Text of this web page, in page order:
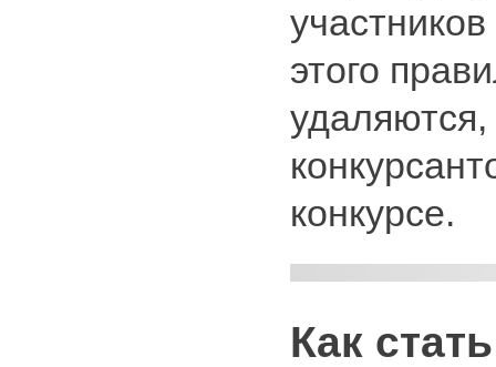
этого
удаляются,
конкурсе.
Как